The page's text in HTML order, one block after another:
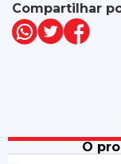
Compartilhar
O